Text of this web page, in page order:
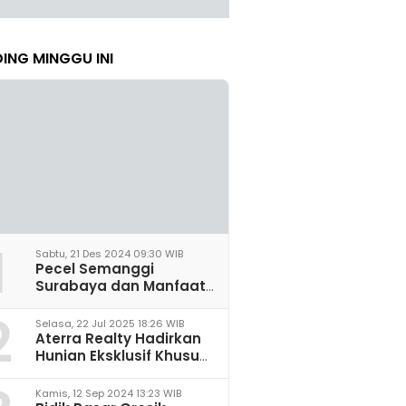
MINGGU INI
Sabtu, 21 Des 2024 09:30 WIB
Pecel Semanggi
Surabaya dan Manfaat
Saraf
Selasa, 22 Jul 2025 18:26 WIB
Aterra Realty Hadirkan
Hunian Eksklusif Khusus
Malang
Kamis, 12 Sep 2024 13:23 WIB